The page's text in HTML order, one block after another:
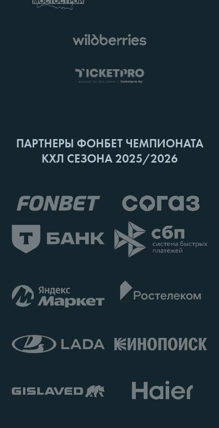
ПАРТНЕРЫ ФОНБЕТ ЧЕМПИОНАТА
КХЛ СЕЗОНА 2025/2026